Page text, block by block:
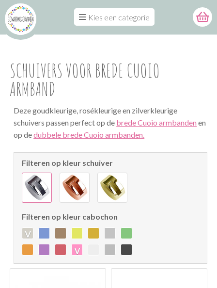
Kies een categorie
SCHUIVERS VOOR BREDE CUOIO
ARMBAND
Deze goudkleurige, rosékleurige en zilverkleurige
schuivers passen perfect op de brede Cuoio armbanden en
op dedubbele brede Cuoio armbanden.
Filteren op kleur schuiver
Filteren op kleur cabochon
v
v